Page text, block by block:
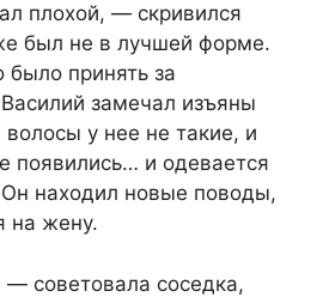
плохой, — скривился
был не в лучшей форме.
принять за
замечал изъяны
у нее не такие, и
появились… и одевается
Он находил новые поводы,
на жену.
советовала соседка,